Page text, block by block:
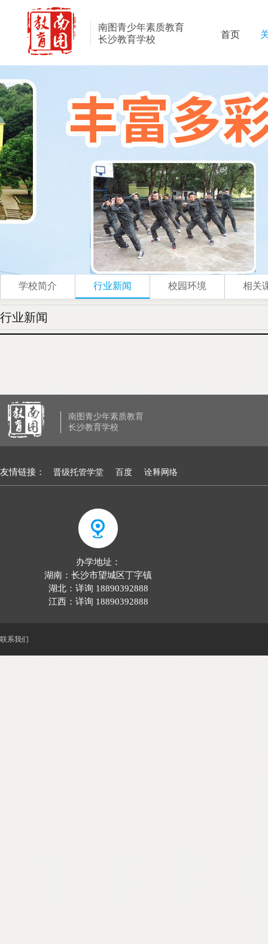
南图青少年素质教育
长沙教育学校
首页
学校简介 行业新闻 校园环境 相关
行业新闻
南图青少年素质教育
长沙教育学校
友情链接： 晋级托管学堂 百度 诠释网络
办学地址：
湖南：长沙市望城区丁字镇
湖北：详询 18890392888
江西：详询 18890392888
联系我们